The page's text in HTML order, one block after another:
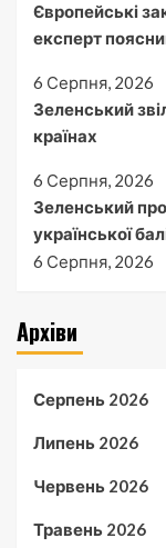
Європейські
експерт
6 Серпня, 2026
Зеленський
країнах
6 Серпня, 2026
Зеленський
української
6 Серпня, 2026
Архіви
Серпень 2026
Липень 2026
Червень 2026
Травень 2026